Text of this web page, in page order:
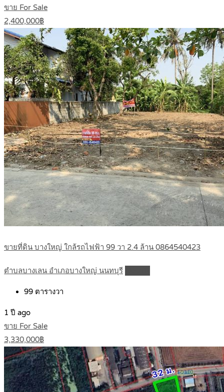
ขาย For Sale
2,400,000฿
ขายที่ดิน บางใหญ่ ใกล้รถไฟฟ้า 99 วา 2.4 ล้าน 0864540423
ตำบลบางเลน อำเภอบางใหญ่ นนทบุรี
99 ตารางวา
1 ปี ago
ขาย For Sale
3,330,000฿